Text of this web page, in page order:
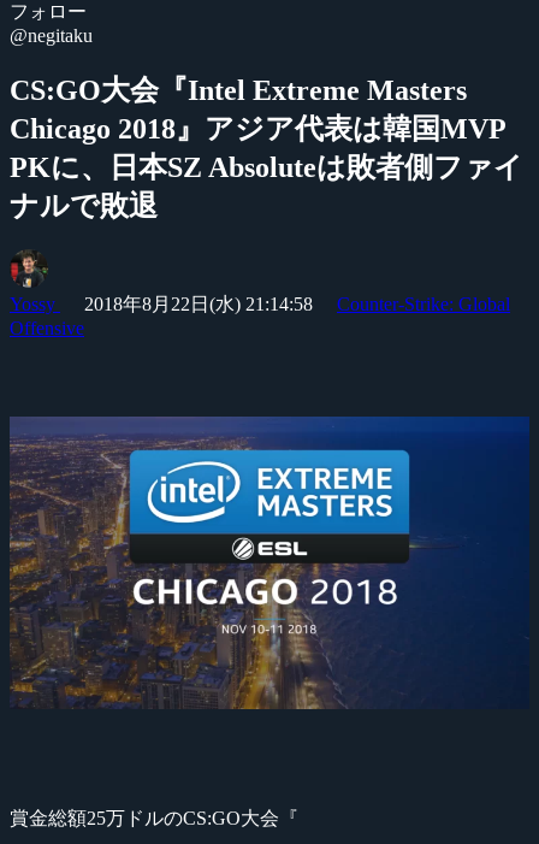
フォロー
@negitaku
CS:GO大会『Intel Extreme Masters
Chicago 2018』アジア代表は韓国MVP
PKに、日本SZ Absoluteは敗者側ファイ
ナルで敗退
Yossy 2018年8月22日(水) 21:14:58
Counter-Strike: Global
Offensive
賞金総額25万ドルのCS:GO大会『